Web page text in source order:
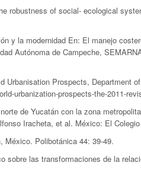
of social- ecological
la modernidad En: El manejo
Autónoma de Campeche,
Prospects, Department
urbanization-prospects-the-2011-
de Yucatán con la zona
Iracheta, et al. México: El
Polibotánica 44: 39-49.
las transformaciones de la